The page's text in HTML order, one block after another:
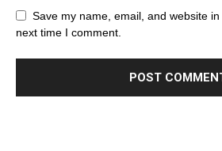
Save my name, email, and website
next time I comment.